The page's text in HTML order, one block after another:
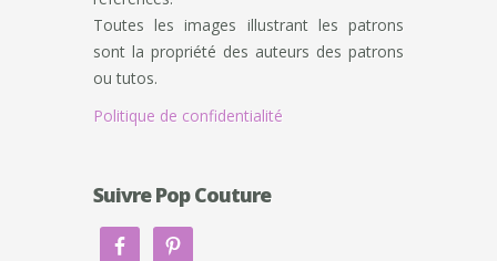
Toutes les images illustrant les patrons
sont la propriété des auteurs des patrons
ou tutos.
Politique de confidentialité
Suivre Pop Couture